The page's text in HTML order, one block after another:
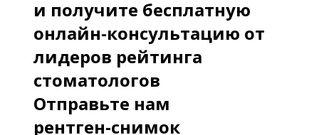
и получите бесплатную
онлайн-консультацию от
лидеров рейтинга
стоматологов
Отправьте нам
рентген-снимок